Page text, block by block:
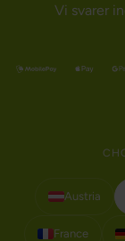
Vi svarer
Austria
France